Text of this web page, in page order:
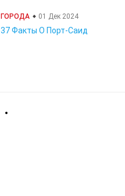
ГОРОДА 01 Дек 2024
37 Факты О Порт-Саид